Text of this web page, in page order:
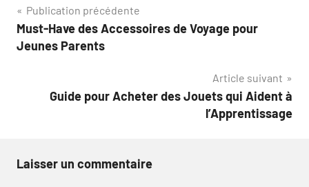
Navigation
de
Publication précédente
Must-Have des Accessoires de Voyage pour
Jeunes Parents
Article suivant
Guide pour Acheter des Jouets qui Aident à
l’Apprentissage
Laisser un commentaire